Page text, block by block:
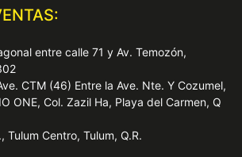
entre calle 71 y Av. Temozón,
CTM (46) Entre la Ave. Nte. Y Cozumel,
ONE, Col. Zazil Ha, Playa del Carmen, Q
Tulum Centro, Tulum, Q.R.